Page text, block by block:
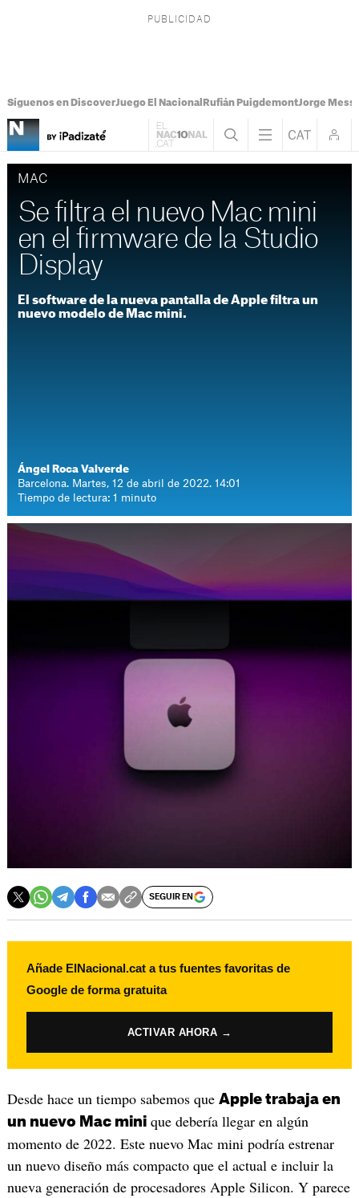
Síguenos en DiscoverJuego El Nacional Rufián PuigdemontJorge Messi
MAC
Se filtra el nuevo Mac mini
en el firmware de la Studio
Display
El software de la nueva pantalla de Apple filtra un
nuevo modelo de Mac mini.
Ángel Roca Valverde
Barcelona. Martes, 12 de abril de 2022. 14:01
Tiempo de lectura: 1 minuto
SEGUIR EN
Añade ElNacional.cat a tus fuentes favoritas de
Google de forma gratuita
ACTIVAR AHORA →
Desde hace un tiempo sabemos que Apple trabaja en
un nuevo Mac minique debería llegar en algún
momento de 2022. Este nuevo Mac mini podría estrenar
un nuevo diseño más compacto que el actual e incluir la
nueva generación de procesadores Apple Silicon. Y parece